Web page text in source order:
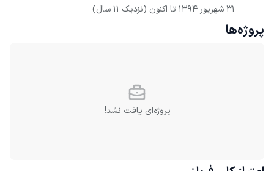
31 شهریور 1394
تا اکنون (نزدیک 11 سال)
پروژه‌ها
پروژه‌ای یافت نشد!